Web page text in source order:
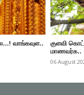
வாங்கவுள..
குளவி
மாணவர்க..
06 August